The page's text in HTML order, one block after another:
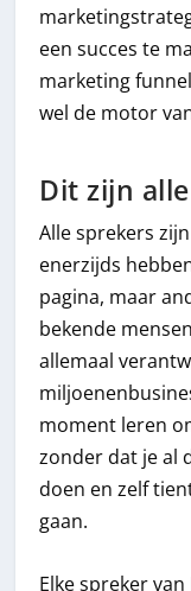
een succes te
marketing
wel de motor
Dit zijn
Alle sprekers
enerzijds
pagina, maar
bekende
allemaal
moment leren
zonder dat je al
doen en zelf
gaan.
Elke spreker